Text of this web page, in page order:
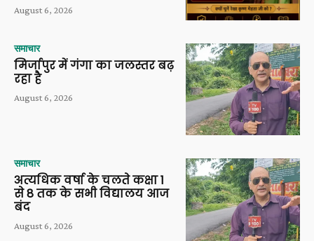
August 6, 2026
समाचार
मिर्जापुर में गंगा का जलस्तर बढ़
रहा है
August 6, 2026
समाचार
अत्यधिक वर्षा के चलते कक्षा 1
से 8 तक के सभी विद्यालय आज
बंद
August 6, 2026